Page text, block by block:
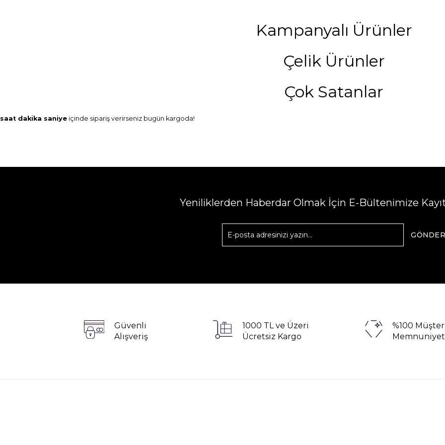
Kampanyalı Ürünler
Çelik Ürünler
Çok Satanlar
saat dakika saniye içinde sipariş verirseniz bugün kargoda!
Yeniliklerden Haberdar Olmak İçin E-Bültenimize
GÖNDER
Güvenli
Alışveriş
1000 TL ve Üzeri
Ücretsiz Kargo
%100